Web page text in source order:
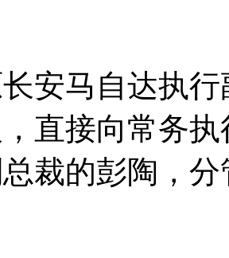
安马自达执
直接向常务
裁的彭陶，